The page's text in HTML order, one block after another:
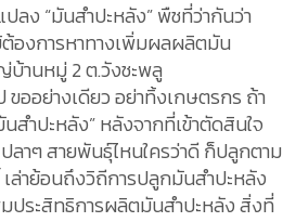
ลง “มันสำปะหลัง” พืชที่ว่ากันว่า
ต้องการหาทางเพิ่มผลผลิตมัน
านหมู่ 2 ต.วังชะพลู
ออย่างเดียว อย่าทิ้งเกษตรกร ถ้า
ำปะหลัง” หลังจากที่เข้าตัดสินใจ
ลาๆ สายพันธุ์ไหนใครว่าดี ก็ปลูกตาม
ล่าย้อนถึงวิถีการปลูกมันสำปะหลัง
ประสิทธิการผลิตมันสำปะหลัง สิ่งที่